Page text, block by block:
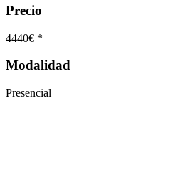
Precio
4440€ *
Modalidad
Presencial